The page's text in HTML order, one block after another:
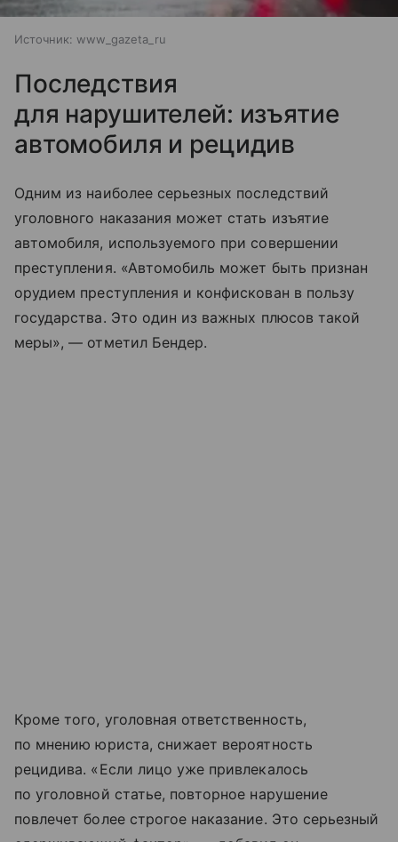
Источник: www_gazeta_ru
Последствия
для нарушителей: изъятие
автомобиля и рецидив
Одним из наиболее серьезных последствий
уголовного наказания может стать изъятие
автомобиля, используемого при совершении
преступления. «Автомобиль может быть признан
орудием преступления и конфискован в пользу
государства. Это один из важных плюсов такой
меры», — отметил Бендер.
Кроме того, уголовная ответственность,
по мнению юриста, снижает вероятность
рецидива. «Если лицо уже привлекалось
по уголовной статье, повторное нарушение
повлечет более строгое наказание. Это серьезный